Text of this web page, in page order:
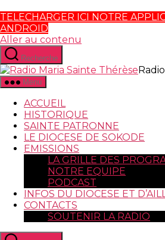
TELECHARGER ICI NOTRE
ANDROID
Aller au contenu
Recherche
Menu
ACCUEIL
HISTORIQUE
SAINTE PATRONNE
LE DIOCESE DE SOKODE
EMISSIONS
LA GRILLE DES
NOTRE EQUIPE
PODCAST
INFOS DU DIOCESE ET
CONTACTS
SOUTENIR LA RADIO